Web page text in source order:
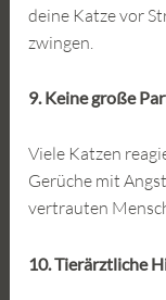
deine Katze vor
zwingen.
9. Keine große
Viele Katzen
Gerüche mit
vertrauten
10. Tierärztliche